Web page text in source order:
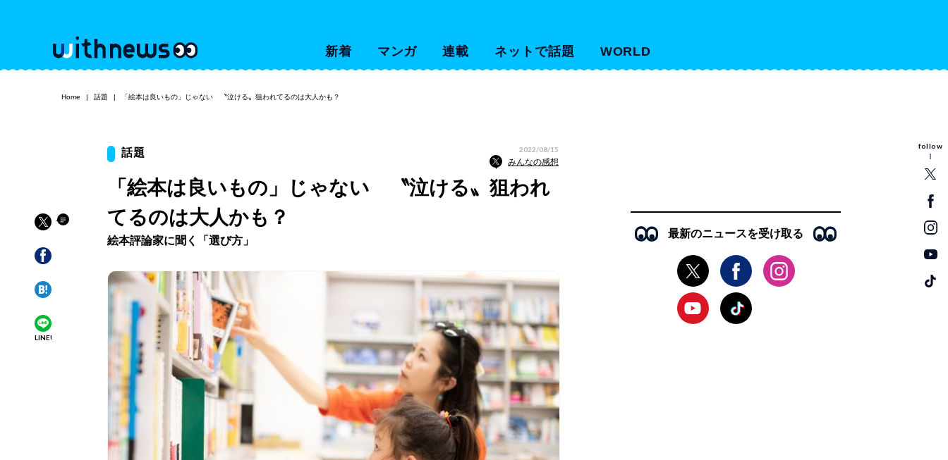
新着 マンガ 連載 ネットで話題 WORLD
follow
Home 話題 「絵本は良いもの」じゃない 〝泣ける〟狙われてるのは大人かも？
LINE!
話題 2022/08/15
みんなの感想
「絵本は良いもの」じゃない 〝泣ける〟狙われ
てるのは大人かも？
絵本評論家に聞く「選び方」
最新のニュースを受け取る